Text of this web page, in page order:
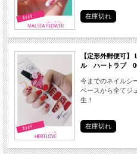
い。
● 開封後は３ヶ月以内にご使用ください。
● 長時間の連続使用は、お控えください。
● アレルギー体質の方、爪に異常のある
● 爪に異常を感じたら直ちに使用を中止
● 長時間の水仕事や入浴をした場合はシ
● 本来の目的以外のご使用はおやめくださ
在庫切れ
【定形外郵便可
ル ハートラブ
今までのネイルシ
ベースから全てジ
生！
在庫切れ